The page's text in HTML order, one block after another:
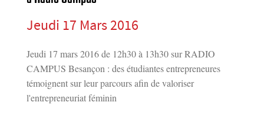
Jeudi 17 Mars 2016
Jeudi 17 mars 2016 de 12h30 à 13h30 sur RADIO
CAMPUS Besançon : des étudiantes entrepreneures
témoignent sur leur parcours afin de valoriser
l'entrepreneuriat féminin